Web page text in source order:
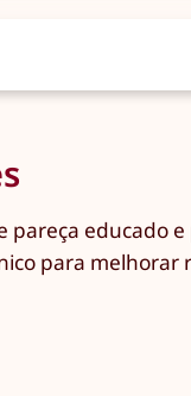
educado
para melhorar